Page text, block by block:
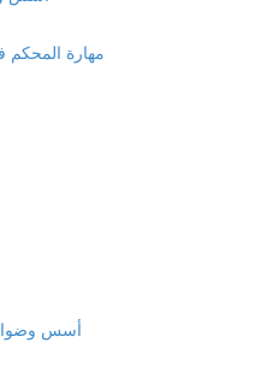
مهارة المحكم
أسس